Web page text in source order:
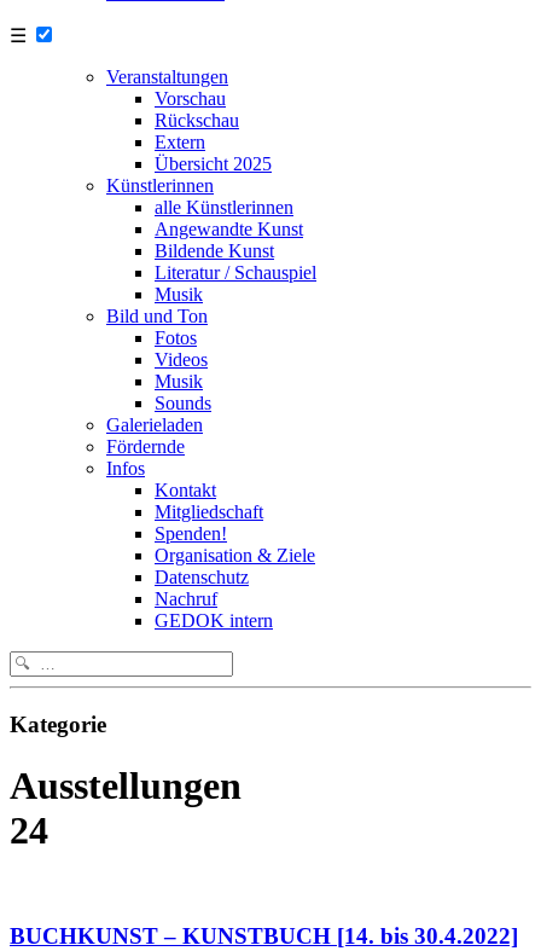
☰
Veranstaltungen
Vorschau
Rückschau
Extern
Übersicht 2025
Künstlerinnen
alle Künstlerinnen
Angewandte Kunst
Bildende Kunst
Literatur / Schauspiel
Musik
Bild und Ton
Fotos
Videos
Musik
Sounds
Galerieladen
Fördernde
Infos
Kontakt
Mitgliedschaft
Spenden!
Organisation & Ziele
Datenschutz
Nachruf
GEDOK intern
Search
for:
Kategorie
Ausstellungen
24
BUCHKUNST – KUNSTBUCH [14. bis 30.4.2022]